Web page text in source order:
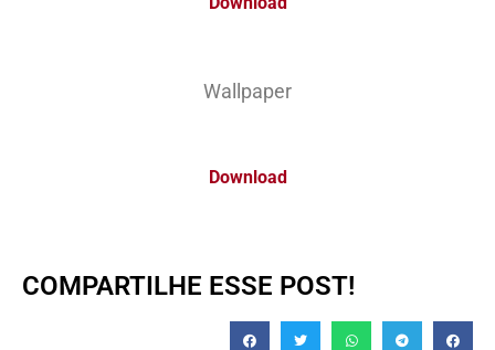
Wallpaper
Download
COMPARTILHE ESSE POST!